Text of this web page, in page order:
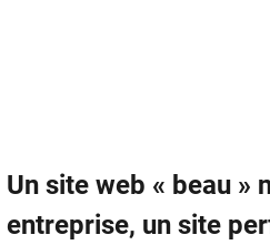
Un site web « beau
entreprise, un site